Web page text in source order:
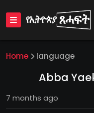
Home language
Abba
7 months ago